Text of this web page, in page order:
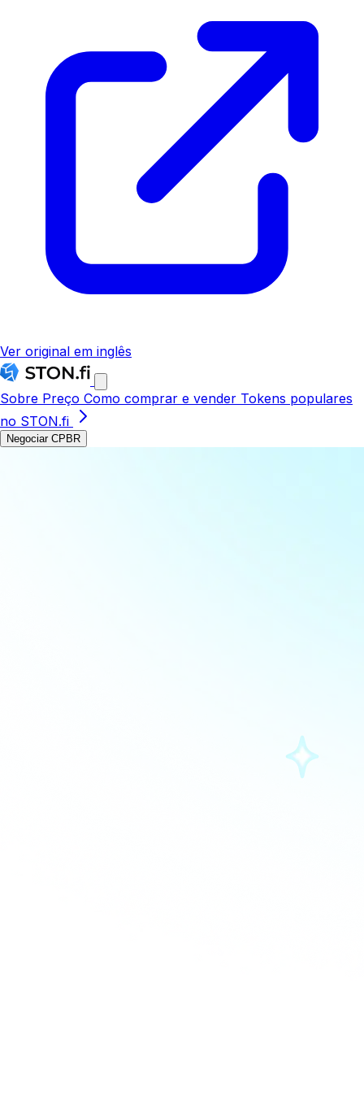
Ver original em inglês
Sobre Preço Como comprar e vender Tokens populares
no STON.fi
Negociar CPBR